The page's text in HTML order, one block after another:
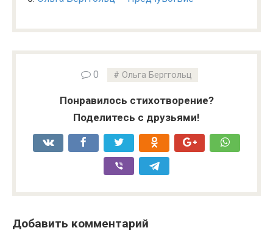
0 Ольга Берггольц
Понравилось стихотворение?
Поделитесь с друзьями!
Добавить комментарий